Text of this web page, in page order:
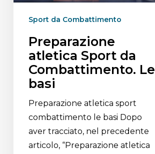
Sport da Combattimento
Preparazione
atletica Sport da
Combattimento. Le
basi
Preparazione atletica sport
combattimento le basi Dopo
aver tracciato, nel precedente
articolo, “Preparazione atletica